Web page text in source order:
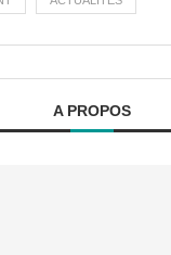
A PROPOS